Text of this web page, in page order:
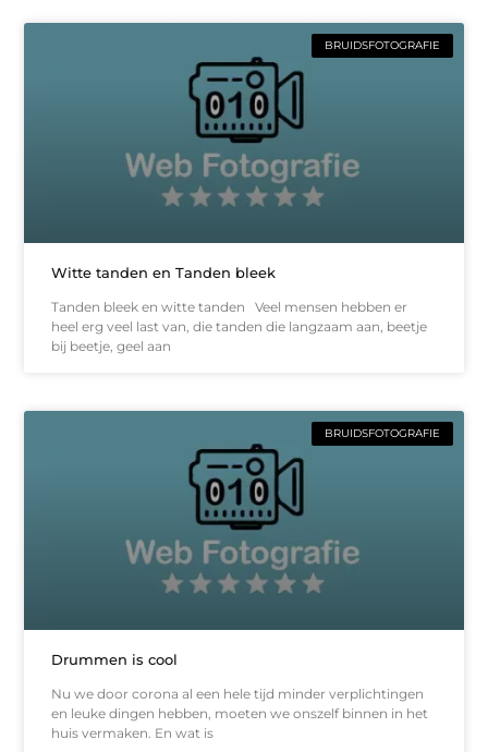
BRUIDSFOTOGRAFIE
Witte tanden en Tanden bleek
Tanden bleek en witte tanden Veel mensen hebben er
heel erg veel last van, die tanden die langzaam aan, beetje
bij beetje, geel aan
BRUIDSFOTOGRAFIE
Drummen is cool
Nu we door corona al een hele tijd minder verplichtingen
en leuke dingen hebben, moeten we onszelf binnen in het
huis vermaken. En wat is